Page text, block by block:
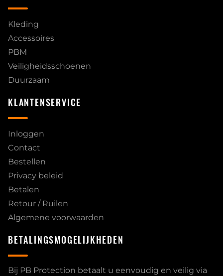
Kleding
Accessoires
PBM
Veiligheidsschoenen
Duurzaam
KLANTENSERVICE
Inloggen
Contact
Bestellen
Privacy beleid
Betalen
Retour / Ruilen
Algemene voorwaarden
BETALINGSMOGELIJKHEDEN
Bij PB Protection betaalt u eenvoudig en veilig via